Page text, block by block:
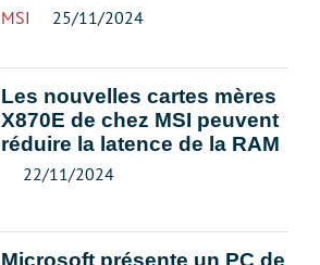
MSI 25/11/2024
Les nouvelles cartes mères
X870E de chez MSI peuvent
réduire la latence de la RAM
22/11/2024
Microsoft présente un PC de